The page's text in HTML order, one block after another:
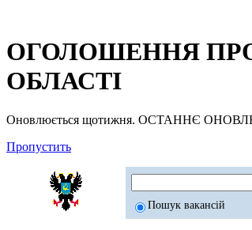
ОГОЛОШЕННЯ
ОБЛАСТІ
Оновлюється щотижня. ОСТАННЄ
Пропустить
Пошук вакансій